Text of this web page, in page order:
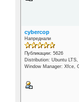
cybercop
Напреднали
Публикации: 5626
Distribution: Ubuntu
Window Manager: Xfce,